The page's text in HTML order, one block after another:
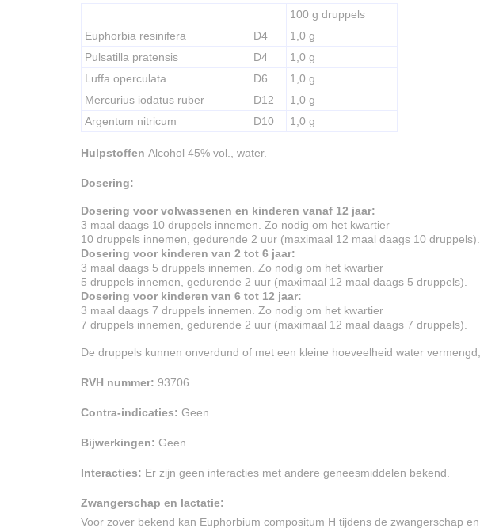
100 g druppels
Euphorbia resinifera
D4
1,0 g
Pulsatilla pratensis
D4
1,0 g
Luffa operculata
D6
1,0 g
Mercurius iodatus ruber
D12
1,0 g
Argentum nitricum
D10 1,0 g
Hulpstoffen Alcohol 45% vol., water.
Dosering:
Dosering voor volwassenen en kinderen vanaf 12 jaar:
3 maal daags 10 druppels innemen. Zo nodig om het kwartier
10 druppels innemen, gedurende 2 uur (maximaal 12 maal daags 10 druppels).
Dosering voor kinderen van 2 tot 6 jaar:
3 maal daags 5 druppels innemen. Zo nodig om het kwartier
5 druppels innemen, gedurende 2 uur (maximaal 12 maal daags 5 druppels).
Dosering voor kinderen van 6 tot 12 jaar:
3 maal daags 7 druppels innemen. Zo nodig om het kwartier
7 druppels innemen, gedurende 2 uur (maximaal 12 maal daags 7 druppels).
De druppels kunnen onverdund of met een kleine hoeveelheid water
RVH nummer: 93706
Contra-indicaties: Geen
Bijwerkingen: Geen.
Interacties: Er zijn geen interacties met andere geneesmiddelen bekend.
Zwangerschap en lactatie:
Voor zover bekend kan Euphorbium compositum H tijdens de zwangerschap